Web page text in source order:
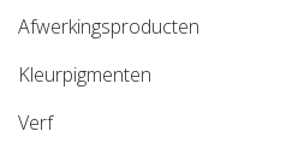
Afwerkingsproducten
Kleurpigmenten
Verf